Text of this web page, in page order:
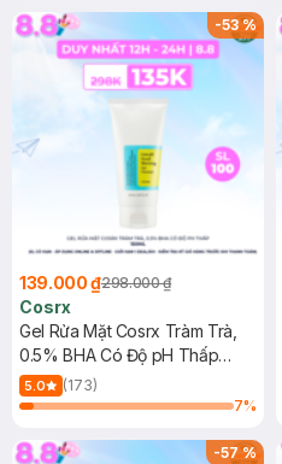
-53%
139.000 ₫298.000 ₫
Cosrx
Gel Rửa Mặt Cosrx Tràm Trà,
0.5% BHA Có Độ pH Thấp
150ml
5.0
(173)
7%
-57%